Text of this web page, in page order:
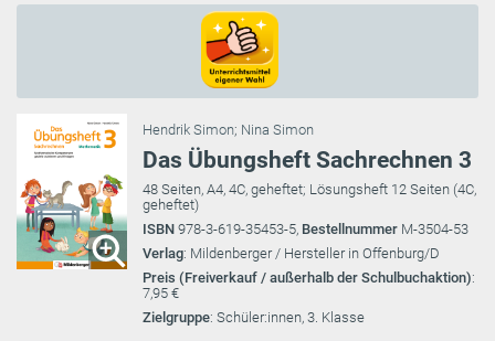
Hendrik Simon; Nina Simon
Das Übungsheft Sachrechnen 3
48 Seiten, A4, 4C, geheftet; Lösungsheft 12 Seiten (4C,
geheftet)
ISBN 978-3-619-35453-5, Bestellnummer M-3504-53
Verlag: Mildenberger / Hersteller in Offenburg/D
Preis (Freiverkauf / außerhalb der Schulbuchaktion):
7,95 €
Zielgruppe: Schüler:innen, 3. Klasse